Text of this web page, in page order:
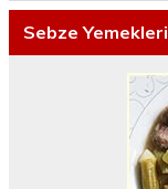
Sebze Yemekleri